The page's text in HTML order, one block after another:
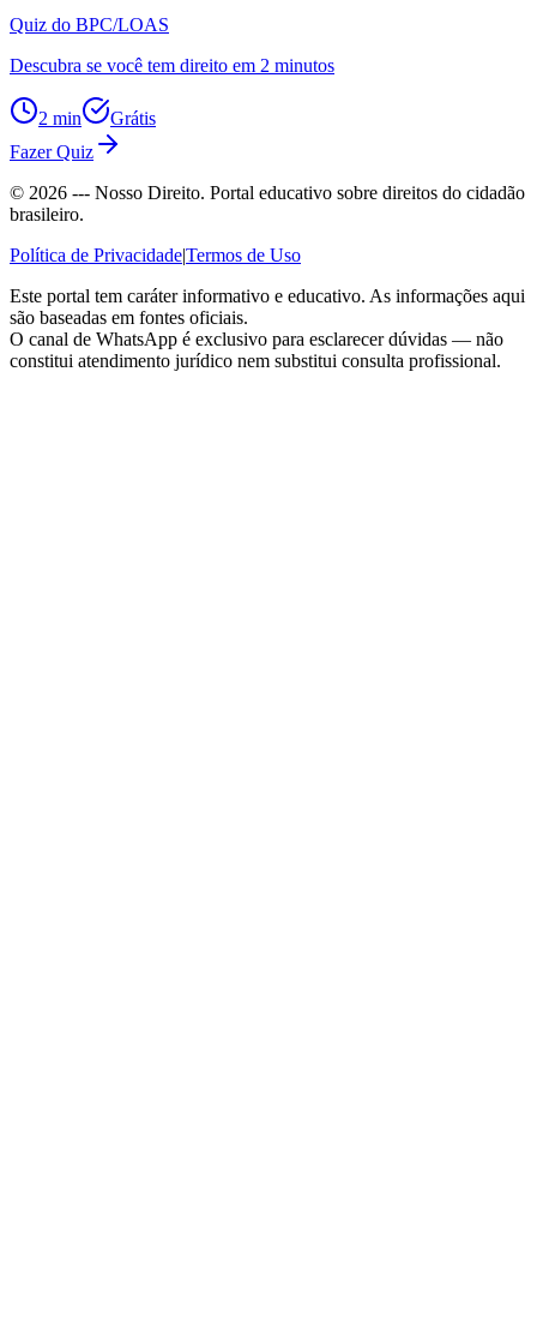
Quiz do BPC/LOAS
Descubra se você tem direito em 2 minutos
2 min
Grátis
Fazer Quiz
© 2026 --- Nosso Direito. Portal educativo sobre direitos do cidadão
brasileiro.
Política de Privacidade|Termos de Uso
Este portal tem caráter informativo e educativo. As informações aqui
são baseadas em fontes oficiais.
O canal de WhatsApp é exclusivo para esclarecer dúvidas — não
constitui atendimento jurídico nem substitui consulta profissional.